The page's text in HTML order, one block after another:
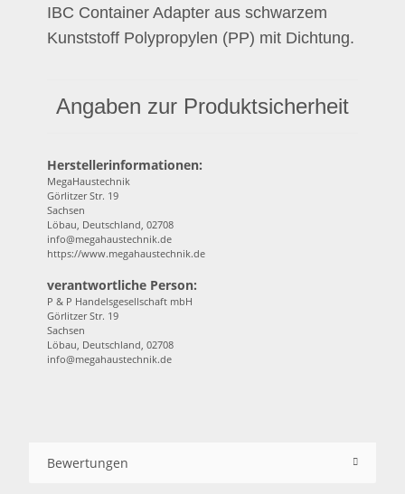
IBC Container Adapter aus schwarzem
Kunststoff Polypropylen (PP) mit Dichtung.
Angaben zur Produktsicherheit
Herstellerinformationen:
MegaHaustechnik
Görlitzer Str. 19
Sachsen
Löbau, Deutschland, 02708
info@megahaustechnik.de
https://www.megahaustechnik.de
verantwortliche Person:
P & P Handelsgesellschaft mbH
Görlitzer Str. 19
Sachsen
Löbau, Deutschland, 02708
info@megahaustechnik.de
Bewertungen